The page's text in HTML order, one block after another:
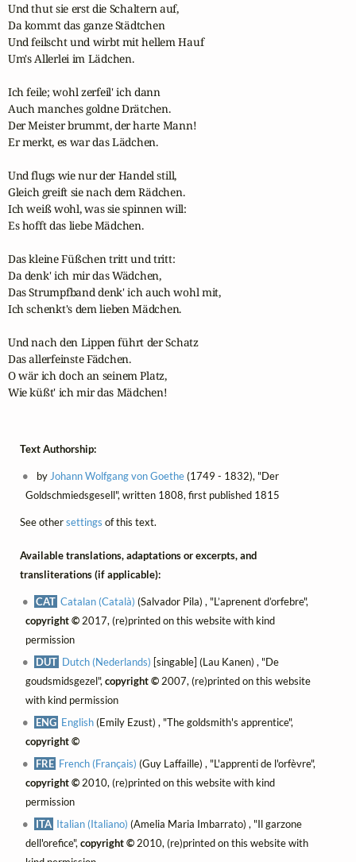
Und thut sie erst die Schaltern auf,
Da kommt das ganze Städtchen
Und feilscht und wirbt mit hellem Hauf
Um's Allerlei im Lädchen.
Ich feile; wohl zerfeil' ich dann
Auch manches goldne Drätchen.
Der Meister brummt, der harte Mann!
Er merkt, es war das Lädchen.
Und flugs wie nur der Handel still,
Gleich greift sie nach dem Rädchen.
Ich weiß wohl, was sie spinnen will:
Es hofft das liebe Mädchen.
Das kleine Füßchen tritt und tritt:
Da denk' ich mir das Wädchen,
Das Strumpfband denk' ich auch wohl mit,
Ich schenkt's dem lieben Mädchen.
Und nach den Lippen führt der Schatz
Das allerfeinste Fädchen.
O wär ich doch an seinem Platz,
Wie küßt' ich mir das Mädchen!
Text Authorship:
by Johann Wolfgang von Goethe(1749 - 1832), "Der
Goldschmiedsgesell", written 1808, first published 1815
See othersettings of this text.
Available translations, adaptations or excerpts, and
transliterations (if applicable):
CAT Catalan (Català) (Salvador Pila) , "L’aprenent d’orfebre",
copyright ©2017, (re)printed on this website with kind
permission
DUT Dutch (Nederlands) [singable] (Lau Kanen) , "De
goudsmidsgezel", copyright ©2007, (re)printed on this website
with kind permission
ENG English(Emily Ezust) , "The goldsmith's apprentice",
copyright ©
FRE French (Français) (Guy Laffaille) , "L'apprenti de l'orfèvre",
copyright ©2010, (re)printed on this website with kind
permission
ITA Italian (Italiano) (Amelia Maria Imbarrato) , "Il garzone
dell'orefice",copyright ©2010, (re)printed on this website with